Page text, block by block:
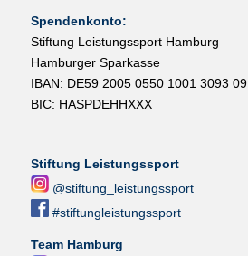
Spendenkonto:
Stiftung Leistungssport Hamburg
Hamburger Sparkasse
IBAN: DE59 2005 0550 1001 3093 09
BIC: HASPDEHHXXX
Stiftung Leistungssport
@stiftung_leistungssport
#stiftungleistungssport
Team Hamburg